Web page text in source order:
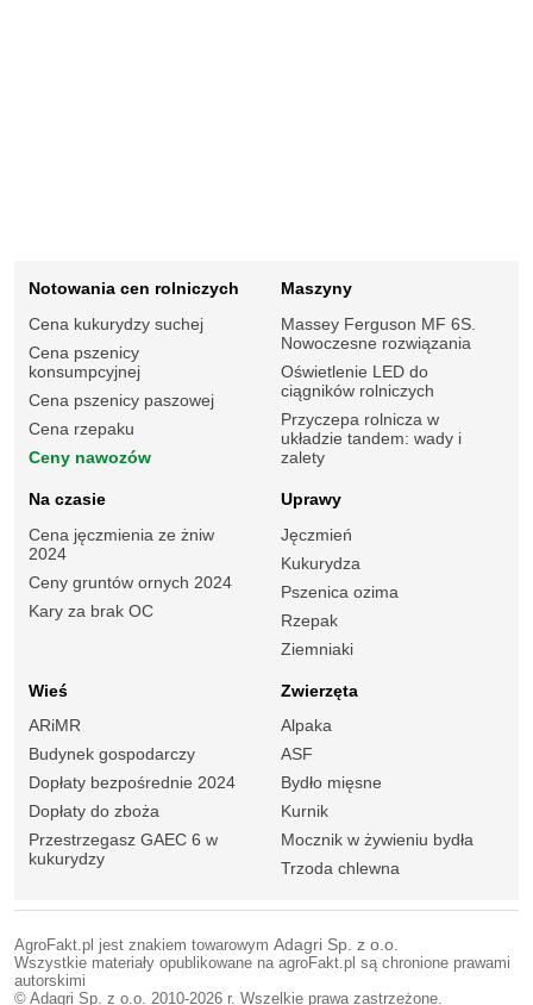
Notowania cen rolniczych
Cena kukurydzy suchej
Cena pszenicy
konsumpcyjnej
Cena pszenicy paszowej
Cena rzepaku
Ceny nawozów
Maszyny
Massey Ferguson MF 6S.
Nowoczesne rozwiązania
Oświetlenie LED do
ciągników rolniczych
Przyczepa rolnicza w
układzie tandem: wady i
zalety
Na czasie
Cena jęczmienia ze żniw
2024
Ceny gruntów ornych 2024
Kary za brak OC
Uprawy
Jęczmień
Kukurydza
Pszenica ozima
Rzepak
Ziemniaki
Wieś
ARiMR
Budynek gospodarczy
Dopłaty bezpośrednie 2024
Dopłaty do zboża
Przestrzegasz GAEC 6 w
kukurydzy
Zwierzęta
Alpaka
ASF
Bydło mięsne
Kurnik
Mocznik w żywieniu bydła
Trzoda chlewna
AgroFakt.pl jest znakiem towarowym Adagri Sp. z o.o.
Wszystkie materiały opublikowane na agroFakt.pl są chronione prawami
autorskimi
© Adagri Sp. z o.o. 2010-2026 r. Wszelkie prawa zastrzeżone.